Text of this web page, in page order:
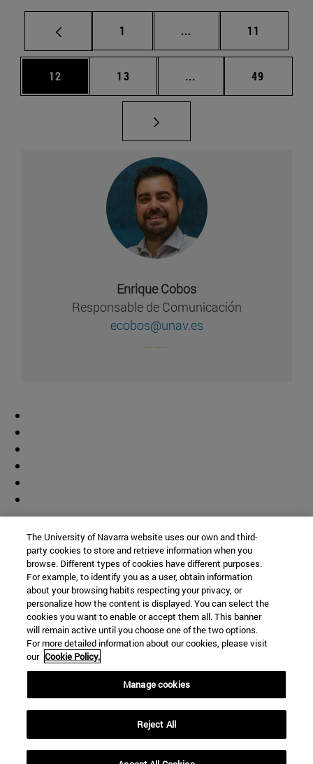
Página
1 ... Páginas intermedias
Página
11
Página
12 Página
13 ... Páginas intermedias
Página
49
Enrique Cobos
Responsable de Comunicación
ecobos@unav.es
.........
© Universidad de Navarra
Información legal
Accesibilidad
Configuración de cookies
Localizador de campus
The University of Navarra website uses our own and third-
party cookies to store and retrieve information when you
browse. Different types of cookies have different purposes.
For example, to identify you as a user, obtain information
about your browsing habits respecting your privacy, or
personalize how the content is displayed. You can select the
cookies you want to enable or accept them all. This banner
will remain active until you choose one of the two options.
For more detailed information about our cookies, please visit
our Cookie Policy.
Manage cookies
Reject All